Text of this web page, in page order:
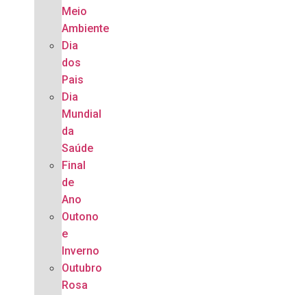
Meio
Ambiente
Dia
dos
Pais
Dia
Mundial
da
Saúde
Final
de
Ano
Outono
e
Inverno
Outubro
Rosa